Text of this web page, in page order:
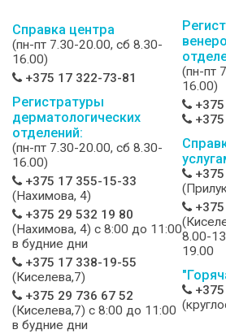
Справка центра
(пн-пт 7.30-20.00, сб 8.30-
16.00)
+375 17 322-73-81
Регистратуры
дерматологических
отделений:
(пн-пт 7.30-20.00, сб 8.30-
16.00)
+375 17 355-15-33
(Нахимова, 4)
+375 29 532 19 80
(Нахимова, 4) c 8:00 до 11:00
в будние дни
+375 17 338-19-55
(Киселева,7)
+375 29 736 67 52
(Киселева,7) c 8:00 до 11:00
в будние дни
(пн-пт
16.00)
8.00-
19.00